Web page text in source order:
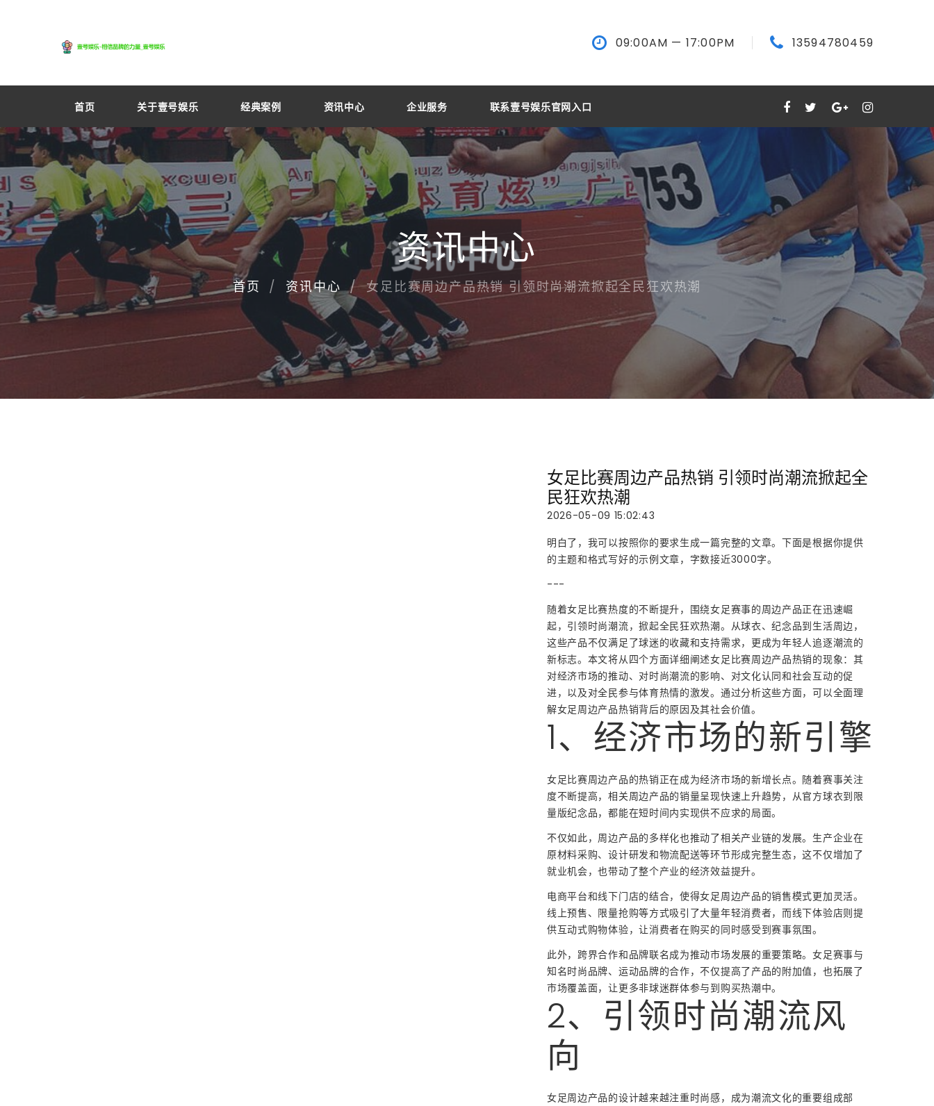
09:00AM — 17:00PM 13594780459
首页 关于壹号娱乐 经典案例 资讯中心 企业服务 联系壹号娱乐官网入口
资讯中心
首页 资讯中心 女足比赛周边产品热销 引领时尚潮流掀起全民狂欢热潮
女足比赛周边产品热销 引领时尚潮流掀起全
民狂欢热潮
2026-05-09 15:02:43
明白了，我可以按照你的要求生成一篇完整的文章。下面是根据你提供
的主题和格式写好的示例文章，字数接近3000字。
---
随着女足比赛热度的不断提升，围绕女足赛事的周边产品正在迅速崛
起，引领时尚潮流，掀起全民狂欢热潮。从球衣、纪念品到生活周边，
这些产品不仅满足了球迷的收藏和支持需求，更成为年轻人追逐潮流的
新标志。本文将从四个方面详细阐述女足比赛周边产品热销的现象：其
对经济市场的推动、对时尚潮流的影响、对文化认同和社会互动的促
进，以及对全民参与体育热情的激发。通过分析这些方面，可以全面理
解女足周边产品热销背后的原因及其社会价值。
1、经济市场的新引擎
女足比赛周边产品的热销正在成为经济市场的新增长点。随着赛事关注
度不断提高，相关周边产品的销量呈现快速上升趋势，从官方球衣到限
量版纪念品，都能在短时间内实现供不应求的局面。
不仅如此，周边产品的多样化也推动了相关产业链的发展。生产企业在
原材料采购、设计研发和物流配送等环节形成完整生态，这不仅增加了
就业机会，也带动了整个产业的经济效益提升。
电商平台和线下门店的结合，使得女足周边产品的销售模式更加灵活。
线上预售、限量抢购等方式吸引了大量年轻消费者，而线下体验店则提
供互动式购物体验，让消费者在购买的同时感受到赛事氛围。
此外，跨界合作和品牌联名成为推动市场发展的重要策略。女足赛事与
知名时尚品牌、运动品牌的合作，不仅提高了产品的附加值，也拓展了
市场覆盖面，让更多非球迷群体参与到购买热潮中。
2、引领时尚潮流风
向
女足周边产品的设计越来越注重时尚感，成为潮流文化的重要组成部